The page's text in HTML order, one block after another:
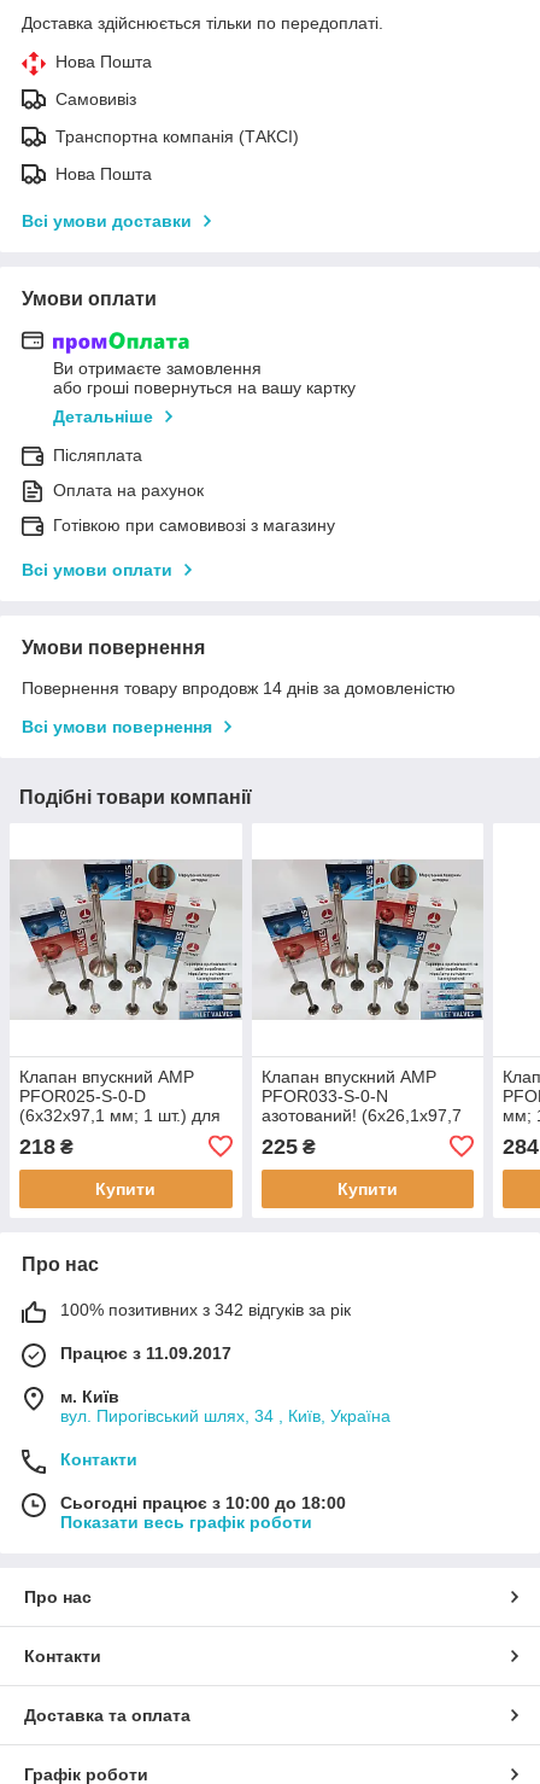
Доставка здійснюється тільки по передоплаті.
Нова Пошта
Самовивіз
Транспортна компанія (ТАКСІ)
Нова Пошта
Всі умови доставки
Умови оплати
Ви отримаєте замовлення
або гроші повернуться на вашу картку
Детальніше
Післяплата
Оплата на рахунок
Готівкою при самовивозі з магазину
Всі умови оплати
Умови повернення
Повернення товару впродовж 14 днів за домовленістю
Всі умови повернення
Подібні товари компанії
Клапан впускний AMP
PFOR025-S-0-D
(6x32x97,1 мм; 1 шт.) для
оригінальні номери:
928M6507D1A; 6640543;
218 ₴
Купити
Клапан впускний AMP
PFOR033-S-0-N
азотований! (6x26,1x97,7
мм; 1 шт.) для FORD 1.2
16V оригінальні номери:
97MM6507A2B; 1051772;
225₴
Купити
мм;
284
Про нас
100% позитивних з 342 відгуків за рік
Працює з 11.09.2017
м. Київ
вул. Пирогівський шлях, 34 , Київ, Україна
Контакти
Сьогодні працює з 10:00 до 18:00
Показати весь графік роботи
Про нас
Контакти
Доставка та оплата
Графік роботи